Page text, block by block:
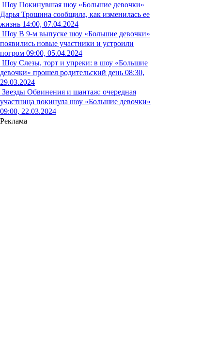
Шоу Покинувшая шоу «Большие девочки»
Дарья Трошина сообщила, как изменилась ее
жизнь 14:00, 07.04.2024
Шоу В 9-м выпуске шоу «Большие девочки»
появились новые участники и устроили
погром 09:00, 05.04.2024
Шоу Слезы, торт и упреки: в шоу «Большие
девочки» прошел родительский день 08:30,
29.03.2024
Звезды Обвинения и шантаж: очередная
участница покинула шоу «Большие девочки»
09:00, 22.03.2024
Реклама